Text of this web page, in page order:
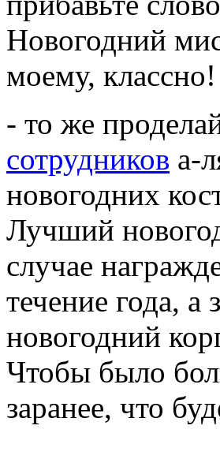
Новогодний
моему, классно!
- то же
сотрудников а-
новогодних
Лучший
случае
течение года, а
новогодний
Чтобы было
заранее, что